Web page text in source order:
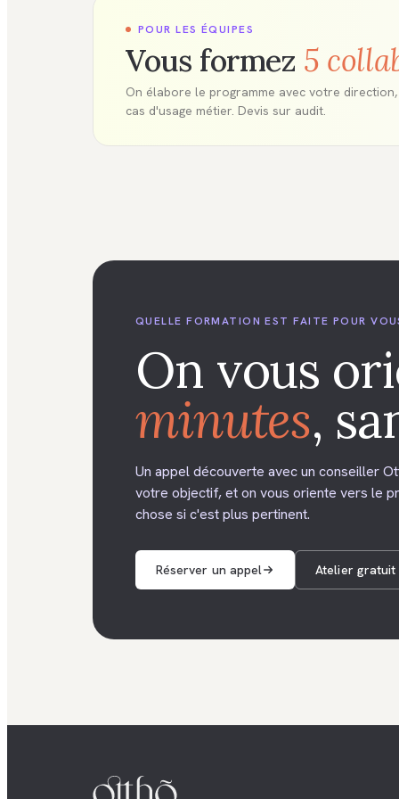
POUR LES ÉQUIPES
Vous formez 5
On élabore le programme avec votre
cas d'usage métier. Devis sur audit.
QUELLE FORMATION EST FAITE POUR
On vous
minutes,
Un appel découverte avec un conseiller
votre objectif, et on vous oriente vers le
chose si c'est plus pertinent.
Réserver un appel Atelier gratuit